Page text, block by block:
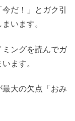
だ！」とガク引
います。
ミングを読んでガ
ます。
大の欠点「おみ